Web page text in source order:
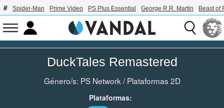
Spider-Man Prime Video PS Plus Essential George R.R. Martin Beast of
DuckTales Remastered
Género/s: PS Network /Plataformas 2D
Plataformas: